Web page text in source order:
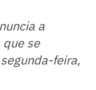
a
se
feira,